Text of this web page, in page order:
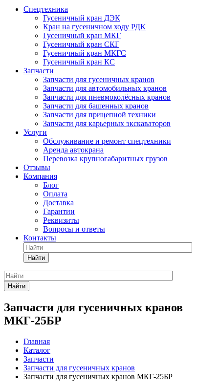
Спецтехника
Гусеничный кран ДЭК
Кран на гусеничном ходу РДК
Гусеничный кран МКГ
Гусеничный кран СКГ
Гусеничный кран МКГС
Гусеничный кран КС
Запчасти
Запчасти для гусеничных кранов
Запчасти для автомобильных кранов
Запчасти для пневмоколёсных кранов
Запчасти для башенных кранов
Запчасти для прицепной техники
Запчасти для карьерных экскаваторов
Услуги
Обслуживание и ремонт спецтехники
Аренда автокрана
Перевозка крупногабаритных грузов
Отзывы
Компания
Блог
Оплата
Доставка
Гарантии
Реквизиты
Вопросы и ответы
Контакты
Найти
Найти
Запчасти для гусеничных кранов
МКГ-25БР
Главная
Каталог
Запчасти
Запчасти для гусеничных кранов
Запчасти для гусеничных кранов МКГ-25БР